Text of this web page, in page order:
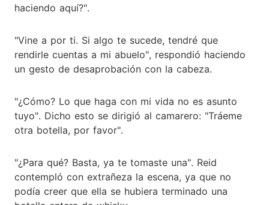
haciendo aquí?".
"Vine a por ti. Si algo te sucede, tendré que
rendirle cuentas a mi abuelo", respondió haciendo
un gesto de desaprobación con la cabeza.
"¿Cómo? Lo que haga con mi vida no es asunto
tuyo". Dicho esto se dirigió al camarero: "Tráeme
otra botella, por favor".
"¿Para qué? Basta, ya te tomaste una". Reid
contempló con extrañeza la escena, ya que no
podía creer que ella se hubiera terminado una